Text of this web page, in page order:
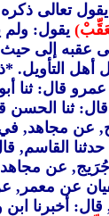
يقول تعالى
يقول:
عقبه إلى حيث
أهل
قال: ثنا
ثنا الحسن
عن مجاهد,
القاسم,
عن مجاهد,
عن معمر,
أخبرنا